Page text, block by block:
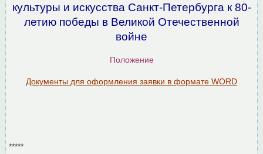
культуры и искусства Санкт-Петербурга к 80-
летию победы в Великой Отечественной
войне
Положение
Документы для оформления заявки в формате WORD
*****